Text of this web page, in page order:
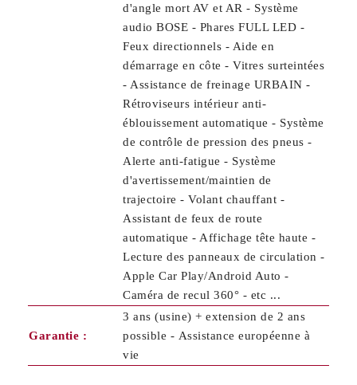
d'angle mort AV et AR - Système
audio BOSE - Phares FULL LED -
Feux directionnels - Aide en
démarrage en côte - Vitres surteintées
- Assistance de freinage URBAIN -
Rétroviseurs intérieur anti-
éblouissement automatique - Système
de contrôle de pression des pneus -
Alerte anti-fatigue - Système
d'avertissement/maintien de
trajectoire - Volant chauffant -
Assistant de feux de route
automatique - Affichage tête haute -
Lecture des panneaux de circulation -
Apple Car Play/Android Auto -
Caméra de recul 360° - etc ...
Garantie :
3 ans (usine) + extension de 2 ans
possible - Assistance européenne à
vie